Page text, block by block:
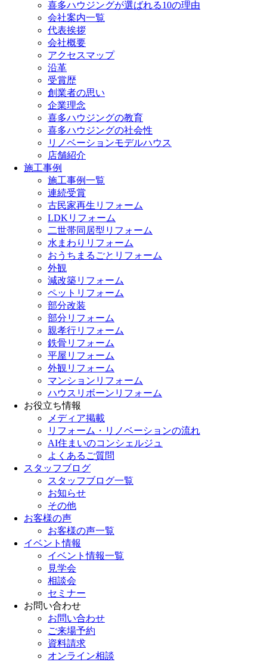
喜多ハウジングが選ばれる10の理由
会社案内一覧
代表挨拶
会社概要
アクセスマップ
沿革
受賞歴
創業者の思い
企業理念
喜多ハウジングの教育
喜多ハウジングの社会性
リノベーションモデルハウス
店舗紹介
施工事例
施工事例一覧
連続受賞
古民家再生リフォーム
LDKリフォーム
二世帯同居型リフォーム
水まわりリフォーム
おうちまるごとリフォーム
外観
減改築リフォーム
ペットリフォーム
部分改装
部分リフォーム
親孝行リフォーム
鉄骨リフォーム
平屋リフォーム
外観リフォーム
マンションリフォーム
ハウスリボーンリフォーム
お役立ち情報
メディア掲載
リフォーム・リノベーションの流れ
AI住まいのコンシェルジュ
よくあるご質問
スタッフブログ
スタッフブログ一覧
お知らせ
その他
お客様の声
お客様の声一覧
イベント情報
イベント情報一覧
見学会
相談会
セミナー
お問い合わせ
お問い合わせ
ご来場予約
資料請求
オンライン相談